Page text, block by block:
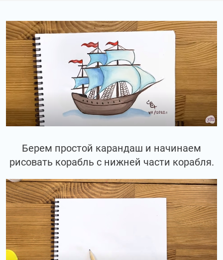
Берем простой карандаш и начинаем
рисовать корабль с нижней части корабля.